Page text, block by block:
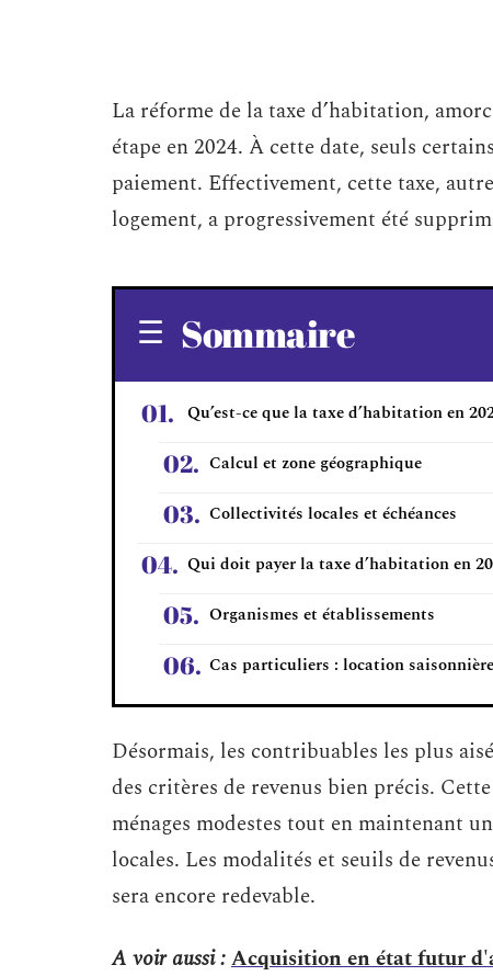
La réforme de la taxe d’habitation,
étape en 2024. À cette date, seuls
paiement. Effectivement, cette taxe,
logement, a progressivement été
Sommaire
Qu’est-ce que la taxe d’habitation en
Calcul et zone géographique
Collectivités locales et échéances
Qui doit payer la taxe d’habitation en
Organismes et établissements
Cas particuliers : location saisonnière
Désormais, les contribuables les plus
des critères de revenus bien précis.
ménages modestes tout en maintenant
locales. Les modalités et seuils de
sera encore redevable.
A voir aussi :Acquisition en état futur